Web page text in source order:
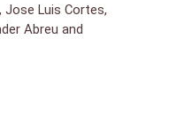
Jose Luis Cortes,
Abreu and